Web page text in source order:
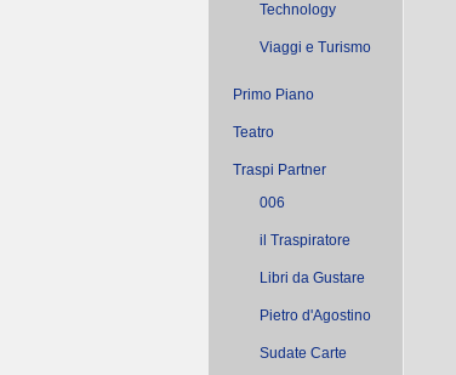
Technology
Viaggi e Turismo
Primo Piano
Teatro
Traspi Partner
006
il Traspiratore
Libri da Gustare
Pietro d'Agostino
Sudate Carte